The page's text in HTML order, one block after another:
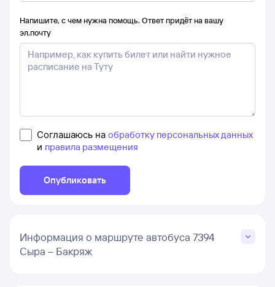
Напишите, с чем нужна помощь. Ответ придёт на вашу
эл.почту
Соглашаюсь на обработку персональных данных
и правила размещения
Опубликовать
Информация о маршруте автобуса 7394
Сыра – Бакряж